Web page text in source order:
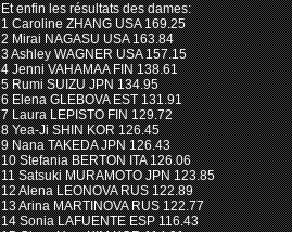
Et enfin les résultats des dames:
1 Caroline ZHANG USA 169.25
2 Mirai NAGASU USA 163.84
3 Ashley WAGNER USA 157.15
4 Jenni VAHAMAA FIN 138.61
5 Rumi SUIZU JPN 134.95
6 Elena GLEBOVA EST 131.91
7 Laura LEPISTO FIN 129.72
8 Yea-Ji SHIN KOR 126.45
9 Nana TAKEDA JPN 126.43
10 Stefania BERTON ITA 126.06
11 Satsuki MURAMOTO JPN 123.85
12 Alena LEONOVA RUS 122.89
13 Arina MARTINOVA RUS 122.77
14 Sonia LAFUENTE ESP 116.43